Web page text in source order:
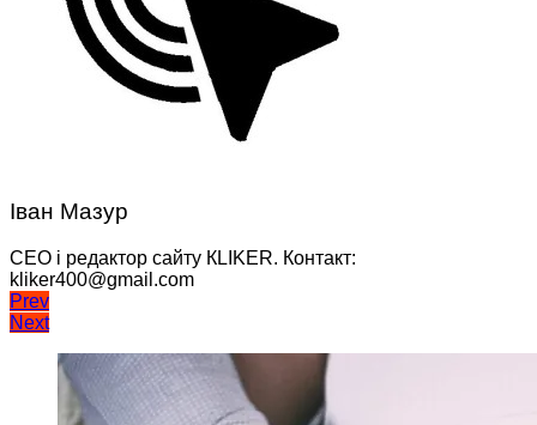
Іван Мазур
CEO і редактор сайту КLIKER. Контакт:
kliker400@gmail.com
Навігація
записів
Prev
Next